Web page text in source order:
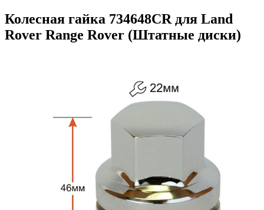
Колесная гайка 734648CR для Land
Rover Range Rover (Штатные диски)